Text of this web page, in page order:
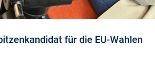
für die EU-Wahlen